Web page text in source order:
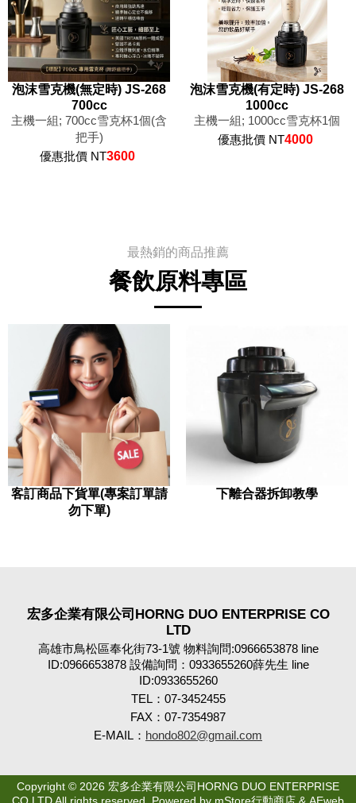
泡沫雪克機(無定時) JS-268
700cc
主機一組; 700cc雪克杯1個(含
把手)
優惠批價 NT3600
泡沫雪克機(有定時) JS-268
1000cc
主機一組; 1000cc雪克杯1個
優惠批價 NT4000
最熱銷的商品推薦
餐飲原料專區
客訂商品下貨單(專案訂單請
勿下單)
下離合器拆卸教學
宏多企業有限公司HORNG DUO ENTERPRISE CO
LTD
高雄市鳥松區奉化街73-1號 物料詢問:0966653878 line
ID:0966653878 設備詢問：0933655260薛先生 line
ID:0933655260
TEL：07-3452455
FAX：07-7354987
E-MAIL： hondo802@gmail.com
Copyright © 2026 宏多企業有限公司HORNG DUO ENTERPRISE